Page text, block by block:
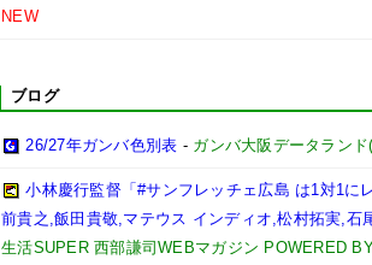
NEW
ブログ
26/27年ガンバ色別表 - ガンバ大阪データラン
小林慶行監督「#サンフレッチェ広島 は1対1に
前貴之,飯田貴敬,マテウス インディオ,松村拓実,石
生活SUPER 西部謙司WEBマガジン POWERED